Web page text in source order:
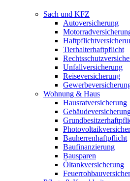
Sach und KFZ
Autoversicherung
Tierhalterhaftpflicht
Unfallversicherung
Reiseversicherung
Wohnung & Haus
Hausratversicherung
Bauherrenhaftpflicht
Baufinanzierung
Bausparen
Öltankversicherung